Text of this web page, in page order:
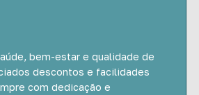
bem-estar e qualidade de
descontos e facilidades
com dedicação e